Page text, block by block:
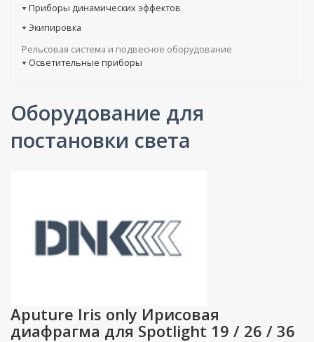
Приборы динамических эффектов
Экипировка
Рельсовая система и подвесное оборудование
Осветительные приборы
Оборудование для
постановки света
Aputure Iris only Ирисовая
диафрагма для Spotlight 19 / 26 / 36